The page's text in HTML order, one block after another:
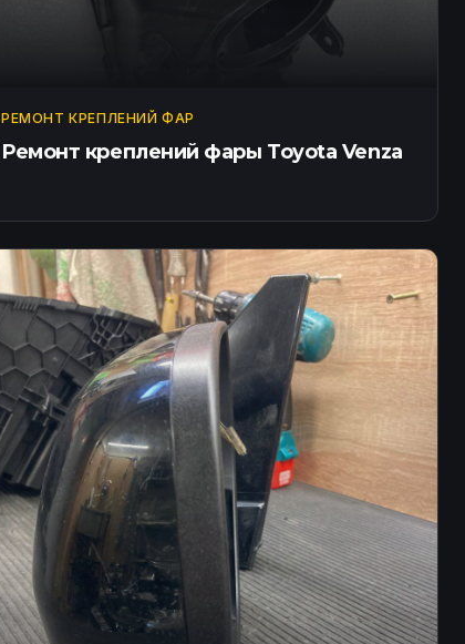
РЕМОНТ КРЕПЛЕНИЙ ФАР
Ремонт креплений фары Toyota Venza